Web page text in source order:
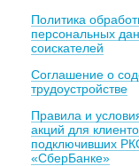
Политика
персональных
соискателей
Соглашение о
трудоустройстве
Правила и
акций для
подключивших
«СберБанке»